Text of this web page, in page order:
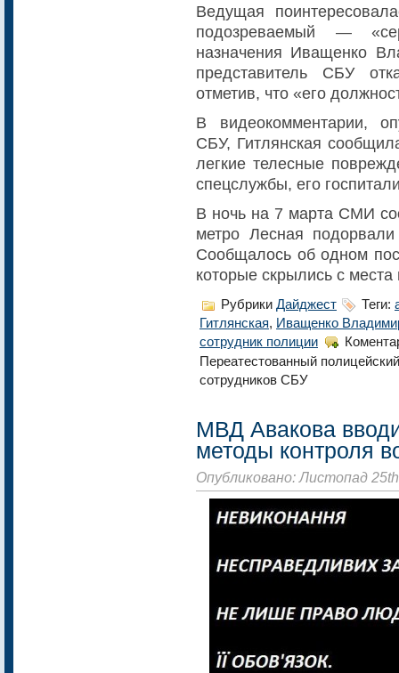
Ведущая
подозреваемый —
назначения Иващенко
представитель СБУ
отметив, что «его
В видеокомментарии,
СБУ, Гитлянская
легкие телесные
спецслужбы, его
В ночь на 7 марта СМИ
метро Лесная
Сообщалось об одном
которые скрылись с
Рубрики Дайджест Теги:
Гитлянская, Иващенко
сотрудник полиции
Переатестованный
сотрудников СБУ
МВД Авакова
методы контроля
Опубликовано: Листопад